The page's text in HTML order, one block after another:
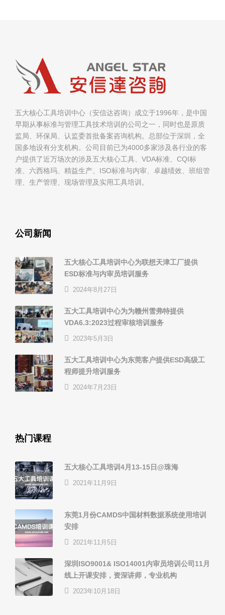
五大核心工具培训中心（安信达咨询）成立于1996年，是中国
早期从事标准与管理工具技术培训的公司之一，同时也是原质
监局、环保局、认监委首批备案咨询机构。总部位于深圳，全
国多地设有分支机构。公司目前已为4000多家涉及各行业的客
户提供了近万场次的涉及五大核心工具、VDA标准、CQI标
准、六西格玛、精益生产、ISO标准与内审、卓越绩效、班组管
理、生产管理、现场管理及实用工具培训。
公司新闻
五大核心工具培训中心为联想天津工厂提供
ESD标准与内审员培训服务
2024年8月27日
五大工具培训中心为为赣州雪弗特提供
VDA6.3:2023过程审核培训服务
2023年5月3日
五大工具培训中心为东莞客户提供ESD高级工
程师提升培训服务
2024年7月23日
热门课程
五大核心工具培训4月13-15日@珠海
2021年11月9日
东莞1月份CAMDS中国材料数据系统使用培训
安排
2021年11月5日
深圳ISO9001& ISO14001内审员培训公司11月
线上开课安排，资深讲师，专业机构
2023年10月18日